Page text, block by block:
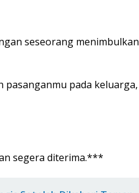
seseorang menimbulkan
pasanganmu pada keluarga,
segera diterima.***